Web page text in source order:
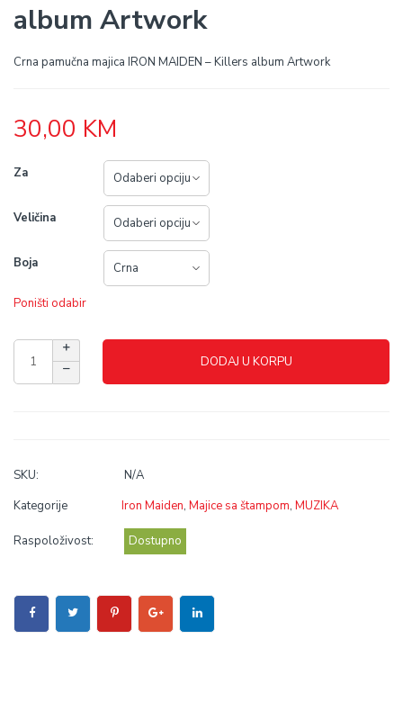
album Artwork
Crna pamučna majica IRON MAIDEN – Killers album Artwork
30,00 KM
Za
Veličina
Boja
Poništi odabir
DODAJ U KORPU
SKU:
N/A
Kategorije
Iron Maiden, Majice sa štampom, MUZIKA
Raspoloživost: Dostupno